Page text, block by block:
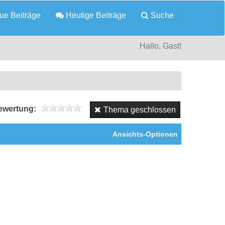
Beiträge Heutige Beiträge Suche
Hallo, Gast!
Thema geschlossen
Ansichts-Optionen